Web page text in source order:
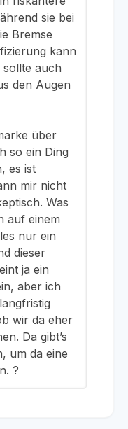
sie bei
Bremse
kann
sollte auch
den Augen
über
so ein Ding
es ist
mir nicht
Was
auf einem
nur ein
dieser
ja ein
aber ich
wir da eher
Da gibt’s
um da eine
?